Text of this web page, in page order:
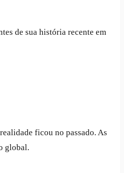
de sua história recente em
ficou no passado. As
global.